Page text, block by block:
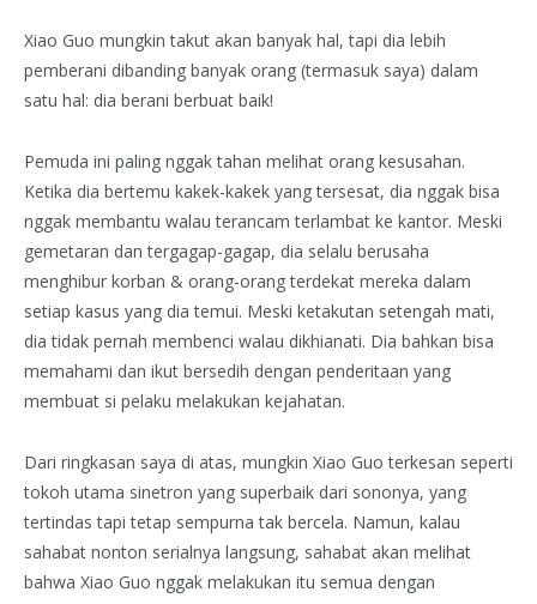
Xiao Guo mungkin takut akan banyak hal, tapi dia lebih
pemberani dibanding banyak orang (termasuk saya) dalam
satu hal: dia berani berbuat baik!
Pemuda ini paling nggak tahan melihat orang kesusahan.
Ketika dia bertemu kakek-kakek yang tersesat, dia nggak bisa
nggak membantu walau terancam terlambat ke kantor. Meski
gemetaran dan tergagap-gagap, dia selalu berusaha
menghibur korban & orang-orang terdekat mereka dalam
setiap kasus yang dia temui. Meski ketakutan setengah mati,
dia tidak pernah membenci walau dikhianati. Dia bahkan bisa
memahami dan ikut bersedih dengan penderitaan yang
membuat si pelaku melakukan kejahatan.
Dari ringkasan saya di atas, mungkin Xiao Guo terkesan seperti
tokoh utama sinetron yang superbaik dari sononya, yang
tertindas tapi tetap sempurna tak bercela. Namun, kalau
sahabat nonton serialnya langsung, sahabat akan melihat
bahwa Xiao Guo nggak melakukan itu semua dengan